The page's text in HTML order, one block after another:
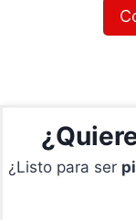
¿Listo para ser